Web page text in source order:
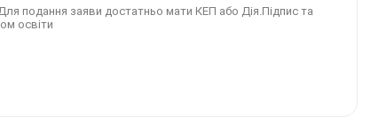
подання заяви достатньо мати КЕП або Дія.Підпис та
освіти